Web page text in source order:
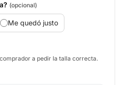
(opcional)
Me quedó justo
a pedir la talla correcta.